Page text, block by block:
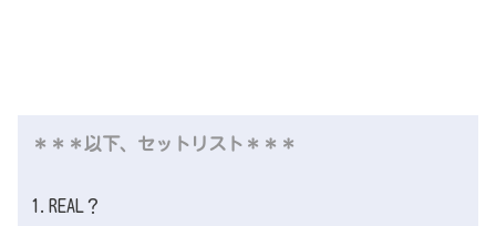
＊＊＊以下、セットリスト＊＊＊
1.REAL？